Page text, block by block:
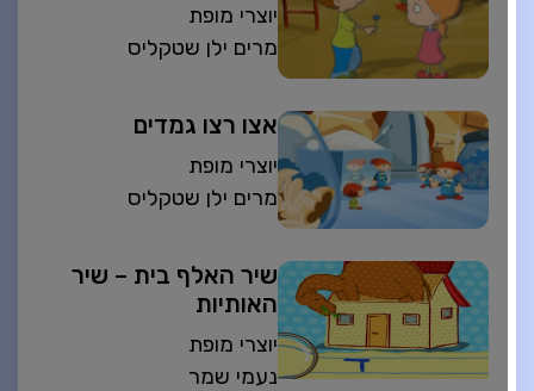
יוצרי מופת
מרים ילן שטקליס
אצו רצו גמדים
יוצרי מופת
מרים ילן שטקליס
שיר האלף בית – שיר
האותיות
יוצרי מופת
נעמי שמר